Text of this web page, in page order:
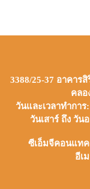
3388/25-37 อาคาร
คลอ
วันและเวลาทำการ
วันเสาร์ ถึง วั
ซีเอ็มจีคอนแทค
อีเ